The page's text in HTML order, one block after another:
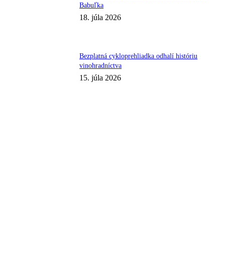
Babuľka
18. júla 2026
Bezplatná cykloprehliadka odhalí históriu
vinohradníctva
15. júla 2026